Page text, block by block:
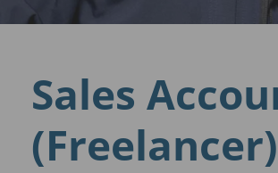
Sales
(Freelancer)